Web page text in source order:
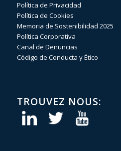
Política de Privacidad
Política de Cookies
Memoria de Sostenibilidad 2025
Política Corporativa
Canal de Denuncias
Código de Conducta y Ético
TROUVEZ NOUS: